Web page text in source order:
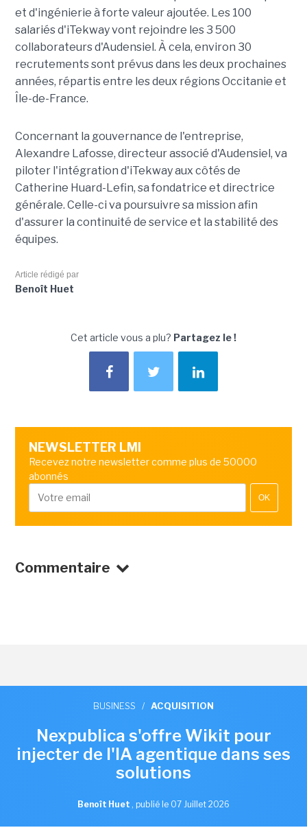
et d'ingénierie à forte valeur ajoutée. Les 100
salariés d'iTekway vont rejoindre les 3 500
collaborateurs d'Audensiel. À cela, environ 30
recrutements sont prévus dans les deux prochaines
années, répartis entre les deux régions Occitanie et
Île-de-France.
Concernant la gouvernance de l'entreprise,
Alexandre Lafosse, directeur associé d'Audensiel, va
piloter l'intégration d'iTekway aux côtés de
Catherine Huard-Lefin, sa fondatrice et directrice
générale. Celle-ci va poursuivre sa mission afin
d'assurer la continuité de service et la stabilité des
équipes.
Article rédigé par
Benoît Huet
Cet article vous a plu? Partagez le !
NEWSLETTER LMI
Recevez notre newsletter comme plus de 50000
abonnés
OK
Commentaire
BUSINESS / ACQUISITION
Nexpublica s'offre Wikit pour
injecter de l'IA agentique dans ses
solutions
Benoît Huet , publié le 07 Juillet 2026